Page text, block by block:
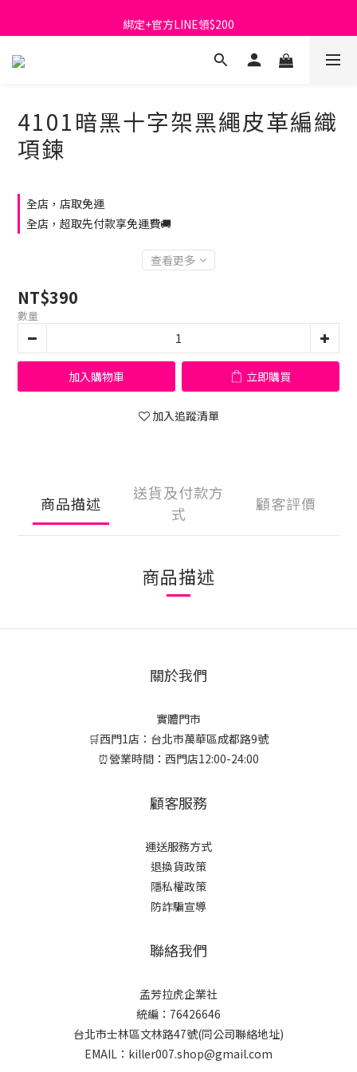
首購免運費🚚
綁定+官方LINE領$200
出清特價_買一送一
4101暗黑十字架黑繩皮革編織
項鍊
全店，店取免運
全店，超取先付款享免運費🚚
查看更多
NT$390
數量
加入購物車 立即購買
加入追蹤清單
商品描述
送貨及付款方
式
顧客評價
商品描述
關於我們
實體門市
🛒西門1店：台北市萬華區成都路9號
⏰營業時間：西門店12:00-24:00
顧客服務
運送服務方式
退換貨政策
隱私權政策
防詐騙宣導
聯絡我們
孟芳拉虎企業社
統編：76426646
台北市士林區文林路47號(同公司聯絡地址)
EMAIL：killer007.shop@gmail.com